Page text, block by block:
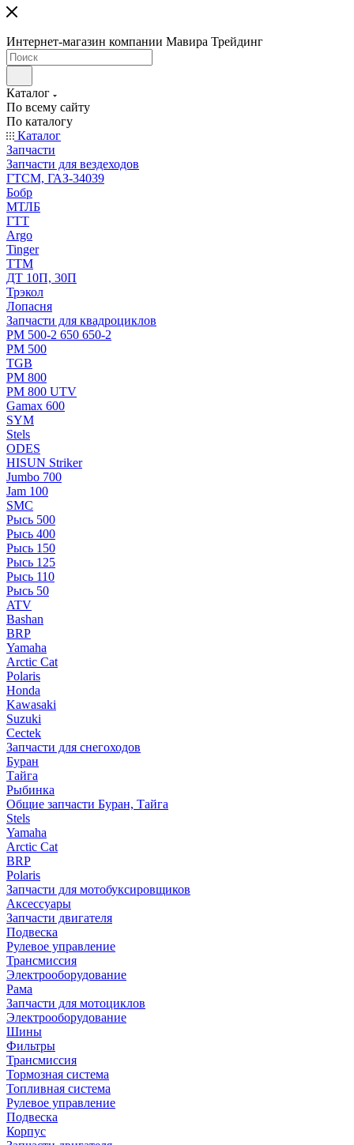
Интернет-магазин компании Мавира Трейдинг
Каталог
По всему сайту
По каталогу
Каталог
Запчасти
Запчасти для вездеходов
ГТСМ, ГАЗ-34039
Бобр
МТЛБ
ГТТ
Argo
Tinger
ТТМ
ДТ 10П, 30П
Трэкол
Лопасня
Запчасти для квадроциклов
РМ 500-2 650 650-2
РМ 500
TGB
РМ 800
РМ 800 UTV
Gamax 600
SYM
Stels
ОDЕS
HISUN Striker
Jumbo 700
Jam 100
SMC
Рысь 500
Рысь 400
Рысь 150
Рысь 125
Рысь 110
Рысь 50
ATV
Bashan
BRP
Yamaha
Arctic Cat
Polaris
Honda
Kawasaki
Suzuki
Cectek
Запчасти для снегоходов
Буран
Тайга
Рыбинка
Общие запчасти Буран, Тайга
Stels
Yamaha
Arctic Cat
BRP
Polaris
Запчасти для мотобуксировщиков
Аксессуары
Запчасти двигателя
Подвеска
Рулевое управление
Трансмиссия
Электрооборудование
Рама
Запчасти для мотоциклов
Электрооборудование
Шины
Фильтры
Трансмиссия
Тормозная система
Топливная система
Рулевое управление
Подвеска
Корпус